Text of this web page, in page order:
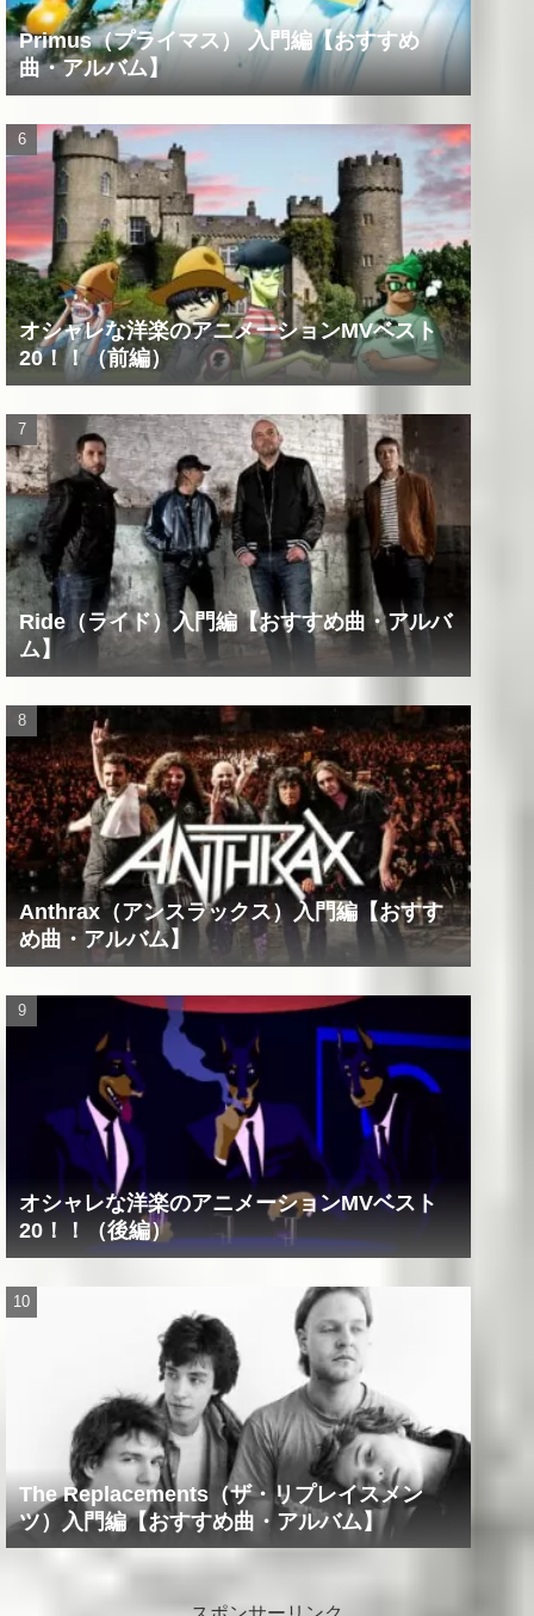
Primus（プライマス） 入門編【おすすめ
曲・アルバム】
オシャレな洋楽のアニメーションMVベスト
20！！（前編）
Ride（ライド）入門編【おすすめ曲・アルバ
ム】
Anthrax（アンスラックス）入門編【おすす
め曲・アルバム】
オシャレな洋楽のアニメーションMVベスト
20！！（後編）
The Replacements（ザ・リプレイスメン
ツ）入門編【おすすめ曲・アルバム】